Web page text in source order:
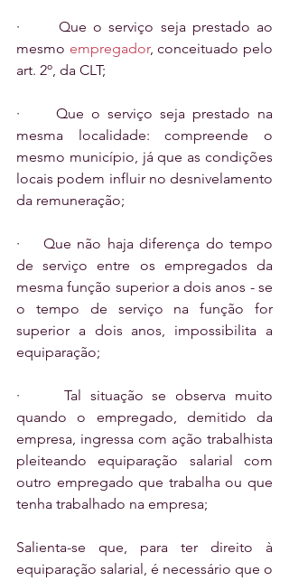
·      Que o serviço seja prestado ao
mesmo empregador, conceituado pelo
art. 2º, da CLT;
·     Que o serviço seja prestado na
mesma localidade: compreende o
mesmo município, já que as condições
locais podem influir no desnivelamento
da remuneração;
·    Que não haja diferença do tempo
de serviço entre os empregados da
mesma função superior a dois anos - se
o tempo de serviço na função for
superior a dois anos, impossibilita a
equiparação;
·     Tal situação se observa muito
quando o empregado, demitido da
empresa, ingressa com ação trabalhista
pleiteando equiparação salarial com
outro empregado que trabalha ou que
tenha trabalhado na empresa;
Salienta-se que, para ter direito à
equiparação salarial, é necessário que o